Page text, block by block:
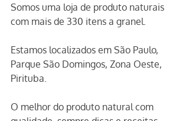
Somos uma loja de produto naturais
com mais de 330 itens a granel.
Estamos localizados em São Paulo,
Parque São Domingos, Zona Oeste,
Pirituba.
O melhor do produto natural com